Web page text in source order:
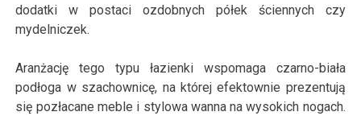
dodatki w postaci ozdobnych półek ściennych czy
mydelniczek.
Aranżację tego typu łazienki wspomaga czarno-biała
podłoga w szachownicę, na której efektownie prezentują
się pozłacane meble i stylowa wanna na wysokich nogach.